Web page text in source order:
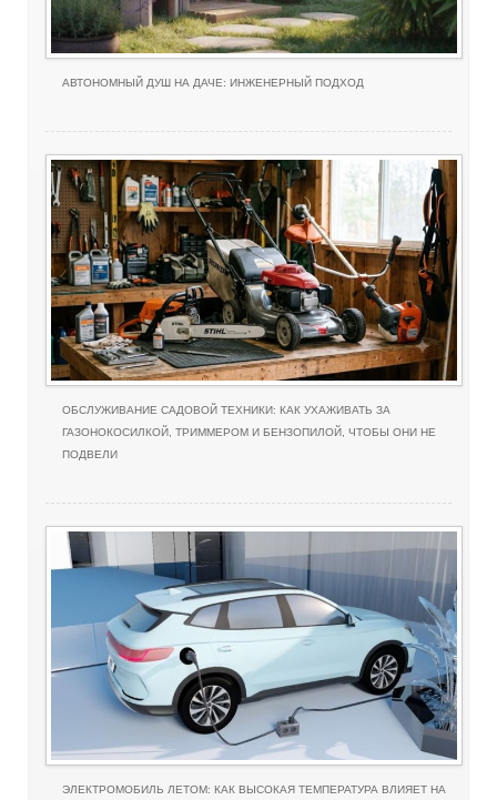
АВТОНОМНЫЙ ДУШ НА ДАЧЕ: ИНЖЕНЕРНЫЙ ПОДХОД
ОБСЛУЖИВАНИЕ САДОВОЙ ТЕХНИКИ: КАК УХАЖИВАТЬ ЗА
ГАЗОНОКОСИЛКОЙ, ТРИММЕРОМ И БЕНЗОПИЛОЙ, ЧТОБЫ ОНИ НЕ
ПОДВЕЛИ
ЭЛЕКТРОМОБИЛЬ ЛЕТОМ: КАК ВЫСОКАЯ ТЕМПЕРАТУРА ВЛИЯЕТ НА